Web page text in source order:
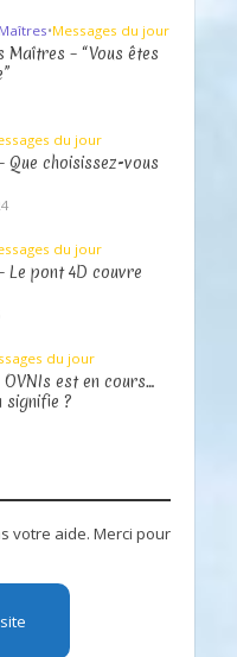
•Messages du jour
Maîtres – “Vous êtes
du jour
Que choisissez-vous
du jour
Le pont 4D couvre
du jour
est en cours…
signifie ?
votre aide. Merci pour